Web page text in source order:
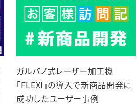
ガルバノ式レーザー加工機
「FLEXI」の導入で新商品開発に
成功したユーザー事例